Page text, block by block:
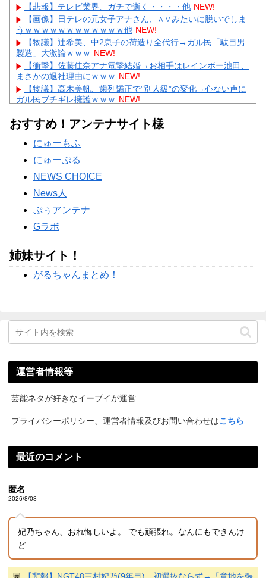
【悲報】テレビ業界、ガチで逝く・・・・他 NEW!
【画像】日テレの元女子アナさん、∧∨みたいに脱いでしま
うｗｗｗｗｗｗｗｗｗｗｗｗ他 NEW!
【物議】辻希美、中2息子の荷造り全代行→ガル民「駄目男
製造」大激論ｗｗｗ NEW!
【衝撃】佐藤佳奈アナ電撃結婚→お相手はレインボー池田、
まさかの退社理由にｗｗｗ NEW!
【物議】高木美帆、歯列矯正で”別人級”の変化→心ない声に
ガル民ブチギレ擁護ｗｗｗ NEW!
女性にガル民総ツッコミｗｗｗ
【物議】水川かたまりの授乳姿に“子育て警察”出動→ガル民
「私も足組んでた」大合唱ｗｗｗ
Powered by livedoor 相互RSS
おすすめ！アンテナサイト様
にゅーもふ
にゅーぷる
NEWS CHOICE
News人
ぷぅアンテナ
Gラボ
姉妹サイト！
がるちゃんまとめ！
運営者情報等
芸能ネタが好きなイーブイが運営
プライバシーポリシー、運営者情報及びお問い合わせはこちら
最近のコメント
匿名
2026/8/08
妃乃ちゃん、おれ悔しいよ。 でも頑張れ。なんにもできんけ
ど…
💬 【悲報】NGT48三村妃乃(9年目)、初選抜ならず→「意地を張